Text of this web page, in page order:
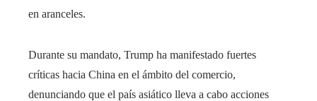
en aranceles.
Durante su mandato, Trump ha manifestado fuertes
críticas hacia China en el ámbito del comercio,
denunciando que el país asiático lleva a cabo acciones